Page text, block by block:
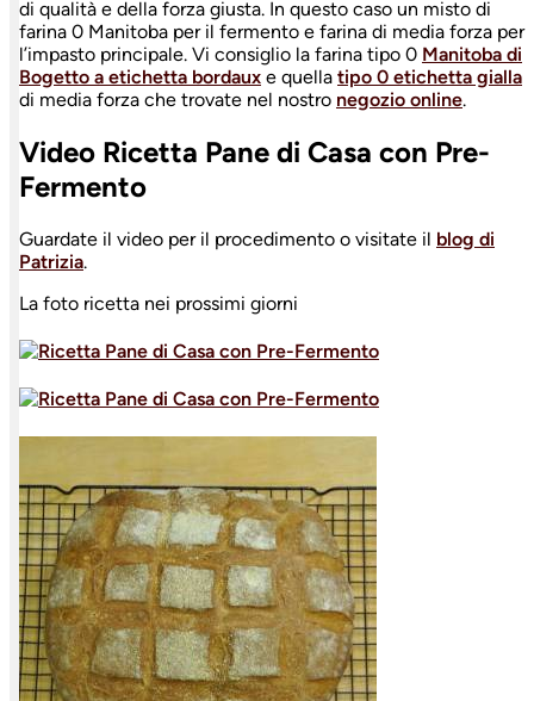
di qualità e della forza giusta. In questo caso un misto di
farina 0 Manitoba per il fermento e farina di media forza per
l’impasto principale. Vi consiglio la farina tipo 0 Manitoba di
Bogetto a etichetta bordaux e quella tipo 0 etichetta gialla
di media forza che trovate nel nostro negozio online.
Video Ricetta Pane di Casa con Pre-
Fermento
Guardate il video per il procedimento o visitate il blog di
Patrizia.
La foto ricetta nei prossimi giorni